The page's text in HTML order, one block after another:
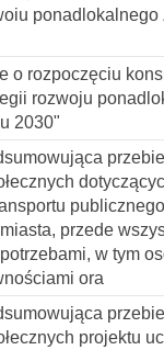
o rozpoczęciu
rozwoju
2030"
przede
w tym
ora
projektu